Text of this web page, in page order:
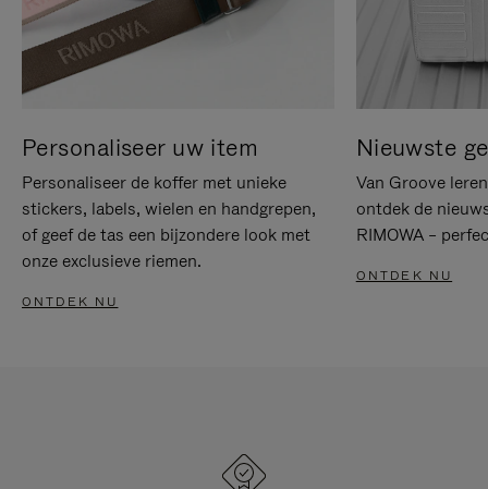
Personaliseer uw item
Personaliseer de koffer met unieke
stickers, labels, wielen en handgrepen,
of geef de tas een bijzondere look met
onze exclusieve riemen.
ONTDEK NU
Nieuwste
Van Groove
ontdek de
RIMOWA –
ONTDEK NU